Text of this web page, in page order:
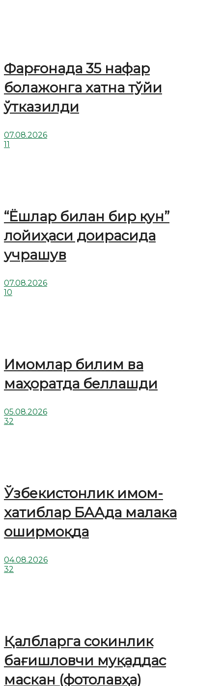
Фарғонада 35 нафар
болажонга хатна тўйи
ўтказилди
07.08.2026
11
“Ёшлар билан бир кун”
лойиҳаси доирасида
учрашув
07.08.2026
10
Имомлар билим ва
маҳоратда беллашди
05.08.2026
32
Ўзбекистонлик имом-
хатиблар БААда малака
оширмоқда
04.08.2026
32
Қалбларга сокинлик
бағишловчи муқаддас
маскан (фотолавҳа)